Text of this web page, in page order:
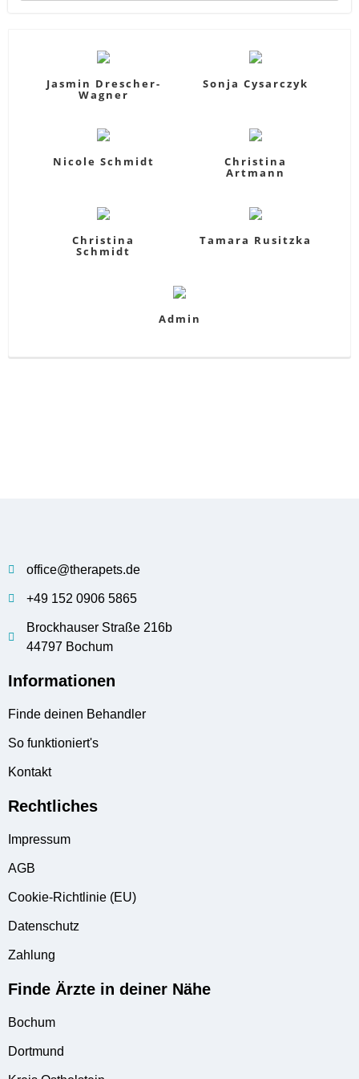
Jasmin Drescher-
Wagner
Sonja Cysarczyk
Nicole Schmidt Christina
Artmann
Christina
Schmidt
Tamara Rusitzka
Admin
office@therapets.de
+49 152 0906 5865
Brockhauser Straße 216b
44797 Bochum
Informationen
Finde deinen Behandler
So funktioniert's
Kontakt
Rechtliches
Impressum
AGB
Cookie-Richtlinie (EU)
Datenschutz
Zahlung
Finde Ärzte in deiner Nähe
Bochum
Dortmund